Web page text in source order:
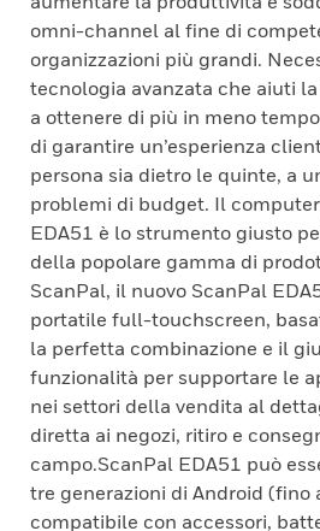
omni-channel al fine di
organizzazioni più grandi.
tecnologia avanzata che aiuti
a ottenere di più in meno
di garantire un’esperienza
persona sia dietro le quinte, a
problemi di budget. Il
EDA51 è lo strumento giusto
della popolare gamma di
ScanPal, il nuovo ScanPal
portatile full-touchscreen,
la perfetta combinazione e il
funzionalità per supportare le
nei settori della vendita al
diretta ai negozi, ritiro e
campo.ScanPal EDA51 può
tre generazioni di Android (fino
compatibile con accessori,